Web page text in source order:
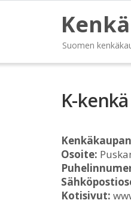
Suomen
K-
Osoite:
Kotisivut: